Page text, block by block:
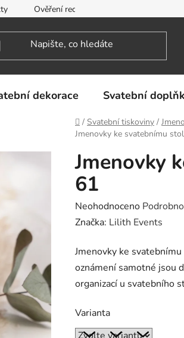
Ověření recenzí
dekorace Svatební
Domů
/ Svatební tiskoviny /
Jmenovky ke svatebnímu
Jmenovky
61
Průměrné
hodnocení
je
0,0
z
hvězdiček.
Neohodnoceno
Značka: Lilith Events
Jmenovky ke
oznámení samotné jsou
organizací u svatebního
Varianta